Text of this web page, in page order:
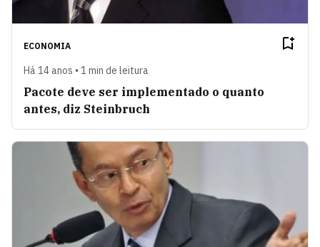
ECONOMIA
Há 14 anos • 1 min de leitura
Pacote deve ser implementado o quanto
antes, diz Steinbruch